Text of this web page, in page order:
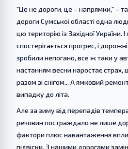
"Це не дороги, це – напрямки," –
дороги Сумської області одна
цю територію із Західної України.
спостерігається прогрес, і
зробили непогано, все ж таки у
настанням весни наростає страх,
разом зі снігом... А ямковий
випадку до літа.
Але за зиму від перепадів
речовин постраждало не лише
фактори плюс навантаження
підвіски. З нашими дорогами